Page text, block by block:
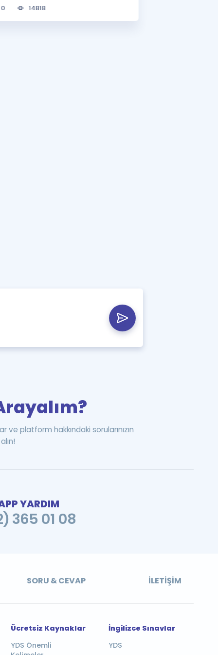
0 14818
ve platform hakkındaki sorularınızın
YARDIM
365 01 08
SORU & CEVAP İLETIŞIM
Ücretsiz Kaynaklar
YDS Önemli
İngilizce Sınavlar
YDS